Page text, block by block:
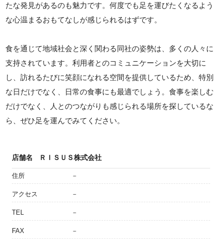
たな発見があるのも魅力です。何度でも足を運びたくなるよう
な心温まるおもてなしが感じられるはずです。
食を通じて地域社会と深く関わる同社の姿勢は、多くの人々に
支持されています。利用者とのコミュニケーションを大切に
し、訪れるたびに笑顔になれる空間を提供しているため、特別
な日だけでなく、日常の食事にも最適でしょう。食事を楽しむ
だけでなく、人とのつながりも感じられる場所を探しているな
ら、ぜひ足を運んでみてください。
店舗名 ＲＩＳＵＳ株式会社
住所 －
アクセス －
TEL －
FAX －